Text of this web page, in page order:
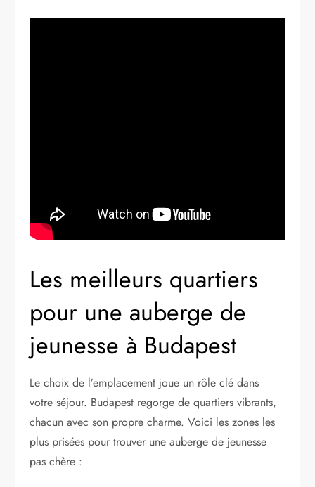
Les meilleurs quartiers
pour une auberge de
jeunesse à Budapest
Le choix de l’emplacement joue un rôle clé dans
votre séjour. Budapest regorge de quartiers vibrants,
chacun avec son propre charme. Voici les zones les
plus prisées pour trouver une auberge de jeunesse
pas chère :